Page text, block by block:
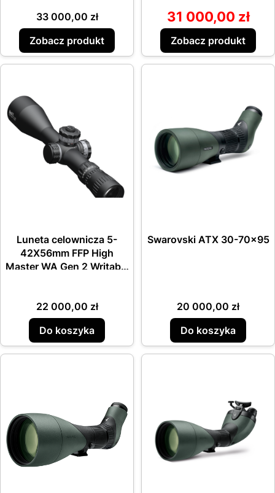
Cena
33 000,00 zł
Zobacz produkt
Cena
31 000,00 zł
Zobacz produkt
Luneta celownicza 5-
42X56mm FFP High
Master WA Gen 2 Writable
Cena
22 000,00 zł
Do koszyka
Swarovski ATX 30-70x95
Cena
20 000,00 zł
Do koszyka